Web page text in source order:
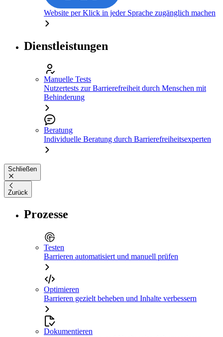
Website per Klick in jeder Sprache zugänglich machen
Dienstleistungen
Manuelle Tests
Nutzertests zur Barrierefreiheit durch Menschen mit
Behinderung
Beratung
Individuelle Beratung durch Barrierefreiheitsexperten
Schließen
Zurück
Prozesse
Testen
Barrieren automatisiert und manuell prüfen
Optimieren
Barrieren gezielt beheben und Inhalte verbessern
Dokumentieren